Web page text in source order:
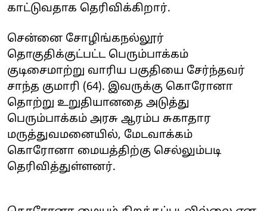
காட்டுவதாக தெரிவிக்கிறார்.
சென்னை சோழிங்கநல்லூர்
தொகுதிக்குட்பட்ட பெரும்பாக்கம்
குடிசைமாற்று வாரிய பகுதியை சேர்ந்தவர்
சாந்த குமாரி (64). இவருக்கு கொரோனா
தொற்று உறுதியானதை அடுத்து
பெரும்பாக்கம் அரசு ஆரம்ப சுகாதார
மருத்துவமனையில், மேடவாக்கம்
கொரோனா மையத்திற்கு செல்லும்படி
தெரிவித்துள்ளனர்.